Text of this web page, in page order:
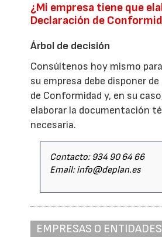
¿Mi empresa tiene que
Declaración de
Árbol de decisión
Consúltenos hoy mismo
su empresa debe disponer
de Conformidad y, en su
elaborar la documentación
necesaria.
Contacto: 934 90 64 66
Email: info@deplan.es
EMPRESAS O ENTIDADES